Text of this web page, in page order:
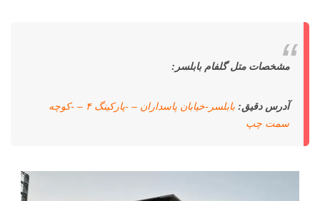
مشخصات متل گلفام بابلسر:
آدرس دقیق:
بابلسر-خیابان پاسداران – -پارکینگ ۴ – -کوچه
سمت چپ